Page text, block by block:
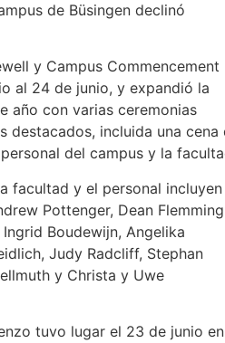
de Büsingen declinó
y Campus Commencement
al 24 de junio, y expandió la
año con varias ceremonias
destacados, incluida una cena
del campus y la
facultad y el personal incluyen
Pottenger, Dean
Boudewijn, Angelika
Judy Radcliff, Stephan
y Christa y Uwe
tuvo lugar el 23 de junio